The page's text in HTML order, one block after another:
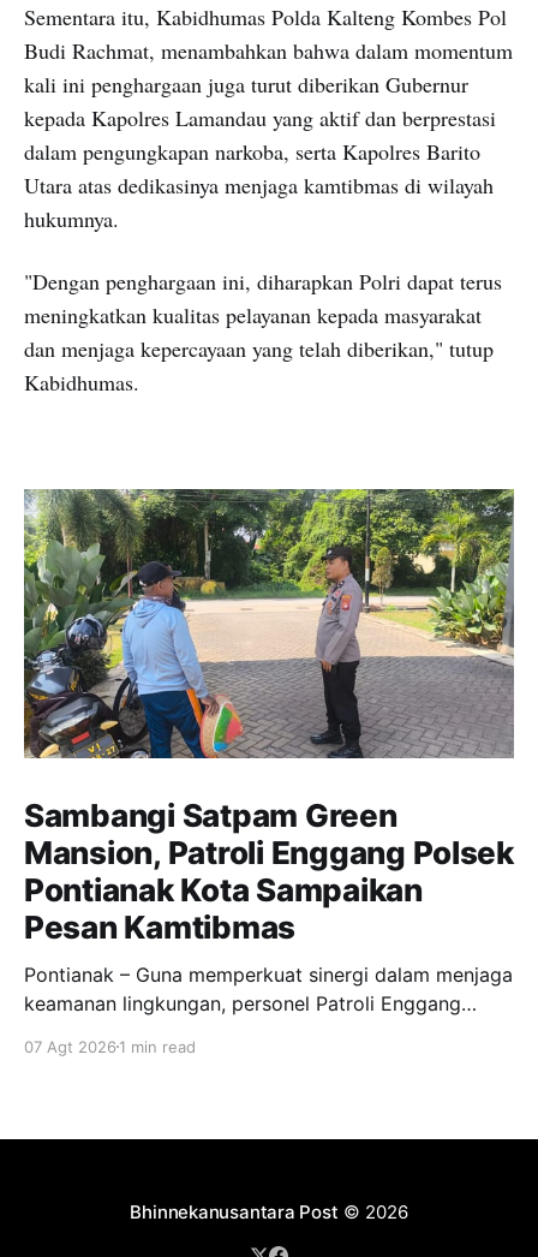
Sementara itu, Kabidhumas Polda Kalteng Kombes Pol
Budi Rachmat, menambahkan bahwa dalam momentum
kali ini penghargaan juga turut diberikan Gubernur
kepada Kapolres Lamandau yang aktif dan berprestasi
dalam pengungkapan narkoba, serta Kapolres Barito
Utara atas dedikasinya menjaga kamtibmas di wilayah
hukumnya.
"Dengan penghargaan ini, diharapkan Polri dapat terus
meningkatkan kualitas pelayanan kepada masyarakat
dan menjaga kepercayaan yang telah diberikan," tutup
Kabidhumas.
Sambangi Satpam Green
Mansion, Patroli Enggang Polsek
Pontianak Kota Sampaikan
Pesan Kamtibmas
Pontianak – Guna memperkuat sinergi dalam menjaga
keamanan lingkungan, personel Patroli Enggang
dengan menyambangi petugas keamanan (satpam)
merupakan bagian dari upaya preventif kepolisian
masyarakat (kamtibmas) agar
07 Agt 2026 1 min read
Bhinnekanusantara Post © 2026